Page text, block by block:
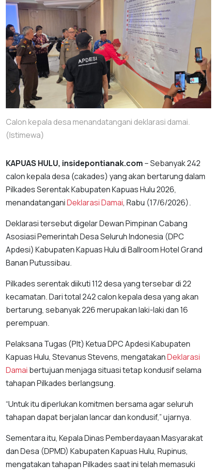
Calon kepala desa menandatangani deklarasi damai.
(Istimewa)
KAPUAS HULU, insidepontianak.com – Sebanyak 242
calon kepala desa (cakades) yang akan bertarung dalam
Pilkades Serentak Kabupaten Kapuas Hulu 2026,
menandatanganiDeklarasi Damai, Rabu (17/6/2026).
Deklarasi tersebut digelar Dewan Pimpinan Cabang
Asosiasi Pemerintah Desa Seluruh Indonesia (DPC
Apdesi) Kabupaten Kapuas Hulu di Ballroom Hotel Grand
Banan Putussibau.
Pilkades serentak diikuti 112 desa yang tersebar di 22
kecamatan. Dari total 242 calon kepala desa yang akan
bertarung, sebanyak 226 merupakan laki-laki dan 16
perempuan.
Pelaksana Tugas (Plt) Ketua DPC Apdesi Kabupaten
Kapuas Hulu, Stevanus Stevens, mengatakanDeklarasi
Damai bertujuan menjaga situasi tetap kondusif selama
tahapan Pilkades berlangsung.
“Untuk itu diperlukan komitmen bersama agar seluruh
tahapan dapat berjalan lancar dan kondusif,” ujarnya.
Sementara itu, Kepala Dinas Pemberdayaan Masyarakat
dan Desa (DPMD) Kabupaten Kapuas Hulu, Rupinus,
mengatakan tahapan Pilkades saat ini telah memasuki